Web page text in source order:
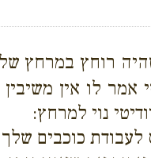
רוחץ במרחץ
לו אין
נוי למרחץ:
כוכבים